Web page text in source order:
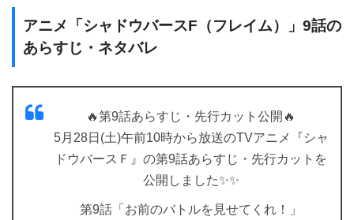
アニメ「シャドウバースF（フレイム）」9話の
あらすじ・ネタバレ
🔥第9話あらすじ・先行カット公開🔥
5月28日(土)午前10時から放送のTVアニメ『シャ
ドウバースＦ』の第9話あらすじ・先行カットを
公開しました✨✨
第9話「お前のバトルを見せてくれ！」